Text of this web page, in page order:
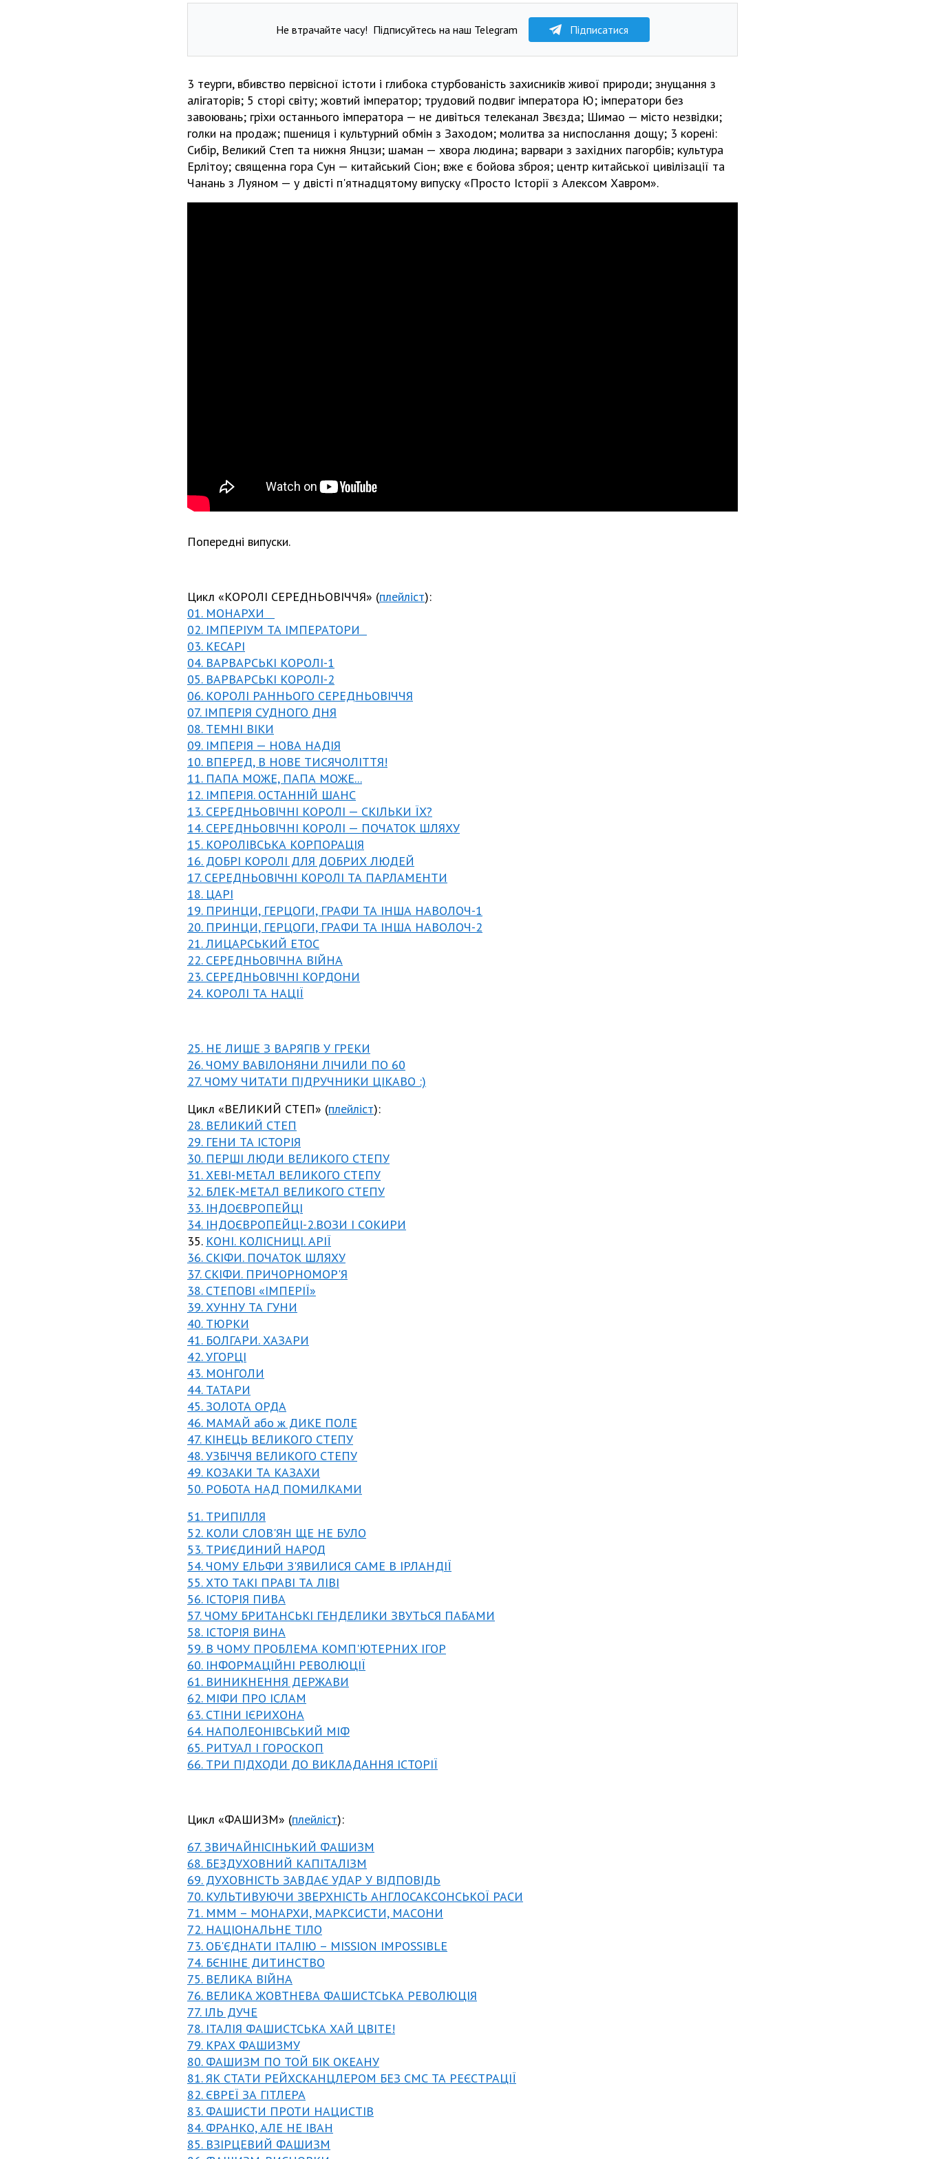
Не втрачайте часу! Підписуйтесь на наш Telegram Підписатися
3 теурги, вбивство первісної істоти і глибока стурбованість захисників живої природи; знущання з
алігаторів; 5 сторі світу; жовтий імператор; трудовий подвиг імператора Ю; імператори без
завоювань; гріхи останнього імператора — не дивіться телеканал Звєзда; Шимао — місто незвідки;
голки на продаж; пшениця і культурний обмін з Заходом; молитва за ниспослання дощу; 3 корені:
Сибір, Великий Степ та нижня Янцзи; шаман — хвора людина; варвари з західних пагорбів; культура
Ерлітоу; священна гора Сун — китайський Сіон; вже є бойова зброя; центр китайської цивілізації та
Чанань з Луяном — у двісті п'ятнадцятому випуску «Просто Історії з Алексом Хавром».
Попередні випуски.
Цикл «КОРОЛІ СЕРЕДНЬОВІЧЧЯ» (плейліст):
01. МОНАРХИ
02. ІМПЕРІУМ ТА ІМПЕРАТОРИ
03. КЕСАРІ
04. ВАРВАРСЬКІ КОРОЛІ-1
05. ВАРВАРСЬКІ КОРОЛІ-2
06. КОРОЛІ РАННЬОГО СЕРЕДНЬОВІЧЧЯ
07. ІМПЕРІЯ СУДНОГО ДНЯ
08. ТЕМНІ ВІКИ
09. ІМПЕРІЯ — НОВА НАДІЯ
10. ВПЕРЕД, В НОВЕ ТИСЯЧОЛІТТЯ!
11. ПАПА МОЖЕ, ПАПА МОЖЕ...
12. ІМПЕРІЯ. ОСТАННІЙ ШАНС
13. СЕРЕДНЬОВІЧНІ КОРОЛІ — СКІЛЬКИ ЇХ?
14. СЕРЕДНЬОВІЧНІ КОРОЛІ — ПОЧАТОК ШЛЯХУ
15. КОРОЛІВСЬКА КОРПОРАЦІЯ
16. ДОБРІ КОРОЛІ ДЛЯ ДОБРИХ ЛЮДЕЙ
17. СЕРЕДНЬОВІЧНІ КОРОЛІ ТА ПАРЛАМЕНТИ
18. ЦАРІ
19. ПРИНЦИ, ГЕРЦОГИ, ГРАФИ ТА ІНША НАВОЛОЧ-1
20. ПРИНЦИ, ГЕРЦОГИ, ГРАФИ ТА ІНША НАВОЛОЧ-2
21. ЛИЦАРСЬКИЙ ЕТОС
22. СЕРЕДНЬОВІЧНА ВІЙНА
23. СЕРЕДНЬОВІЧНІ КОРДОНИ
24. КОРОЛІ ТА НАЦІЇ
25. НЕ ЛИШЕ З ВАРЯГІВ У ГРЕКИ
26. ЧОМУ ВАВІЛОНЯНИ ЛІЧИЛИ ПО 60
27. ЧОМУ ЧИТАТИ ПІДРУЧНИКИ ЦІКАВО :)
Цикл «ВЕЛИКИЙ СТЕП» (плейліст):
28. ВЕЛИКИЙ СТЕП
29. ГЕНИ ТА ІСТОРІЯ
30. ПЕРШІ ЛЮДИ ВЕЛИКОГО СТЕПУ
31. ХЕВІ-МЕТАЛ ВЕЛИКОГО СТЕПУ
32. БЛЕК-МЕТАЛ ВЕЛИКОГО СТЕПУ
33. ІНДОЄВРОПЕЙЦІ
34. ІНДОЄВРОПЕЙЦІ-2.ВОЗИ І СОКИРИ
35. КОНІ. КОЛІСНИЦІ. АРІЇ
36. СКІФИ. ПОЧАТОК ШЛЯХУ
37. СКІФИ. ПРИЧОРНОМОР'Я
38. СТЕПОВІ «ІМПЕРІЇ»
39. ХУННУ ТА ГУНИ
40. ТЮРКИ
41. БОЛГАРИ. ХАЗАРИ
42. УГОРЦІ
43. МОНГОЛИ
44. ТАТАРИ
45. ЗОЛОТА ОРДА
46. МАМАЙ або ж ДИКЕ ПОЛЕ
47. КІНЕЦЬ ВЕЛИКОГО СТЕПУ
48. УЗБІЧЧЯ ВЕЛИКОГО СТЕПУ
49. КОЗАКИ ТА КАЗАХИ
50. РОБОТА НАД ПОМИЛКАМИ
51. ТРИПІЛЛЯ
52. КОЛИ СЛОВ'ЯН ЩЕ НЕ БУЛО
53. ТРИЄДИНИЙ НАРОД
54. ЧОМУ ЕЛЬФИ З'ЯВИЛИСЯ САМЕ В ІРЛАНДІЇ
55. ХТО ТАКІ ПРАВІ ТА ЛІВІ
56. ІСТОРІЯ ПИВА
57. ЧОМУ БРИТАНСЬКІ ГЕНДЕЛИКИ ЗВУТЬСЯ ПАБАМИ
58. ІСТОРІЯ ВИНА
59. В ЧОМУ ПРОБЛЕМА КОМП'ЮТЕРНИХ ІГОР
60. ІНФОРМАЦІЙНІ РЕВОЛЮЦІЇ
61. ВИНИКНЕННЯ ДЕРЖАВИ
62. МІФИ ПРО ІСЛАМ
63. СТІНИ ІЄРИХОНА
64. НАПОЛЕОНІВСЬКИЙ МІФ
65. РИТУАЛ І ГОРОСКОП
66. ТРИ ПІДХОДИ ДО ВИКЛАДАННЯ ІСТОРІЇ
Цикл «ФАШИЗМ» (плейліст):
67. ЗВИЧАЙНІСІНЬКИЙ ФАШИЗМ
68. БЕЗДУХОВНИЙ КАПІТАЛІЗМ
69. ДУХОВНІСТЬ ЗАВДАЄ УДАР У ВІДПОВІДЬ
70. КУЛЬТИВУЮЧИ ЗВЕРХНІСТЬ АНГЛОСАКСОНСЬКОЇ РАСИ
71. МММ – МОНАРХИ, МАРКСИСТИ, МАСОНИ
72. НАЦІОНАЛЬНЕ ТІЛО
73. ОБ'ЄДНАТИ ІТАЛІЮ – MISSION IMPOSSIBLE
74. БЄНІНЕ ДИТИНСТВО
75. ВЕЛИКА ВІЙНА
76. ВЕЛИКА ЖОВТНЕВА ФАШИСТСЬКА РЕВОЛЮЦІЯ
77. ІЛЬ ДУЧЕ
78. ІТАЛІЯ ФАШИСТСЬКА ХАЙ ЦВІТЕ!
79. КРАХ ФАШИЗМУ
80. ФАШИЗМ ПО ТОЙ БІК ОКЕАНУ
81. ЯК СТАТИ РЕЙХСКАНЦЛЕРОМ БЕЗ СМС ТА РЕЄСТРАЦІЇ
82. ЄВРЕЇ ЗА ГІТЛЕРА
83. ФАШИСТИ ПРОТИ НАЦИСТІВ
84. ФРАНКО, АЛЕ НЕ ІВАН
85. ВЗІРЦЕВИЙ ФАШИЗМ